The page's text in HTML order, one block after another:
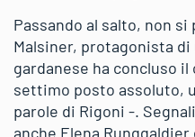
Passando al salto, non
Malsiner, protagonista di
gardanese ha concluso
settimo posto assoluto,
parole di Rigoni -.
anche Elena Runggaldier